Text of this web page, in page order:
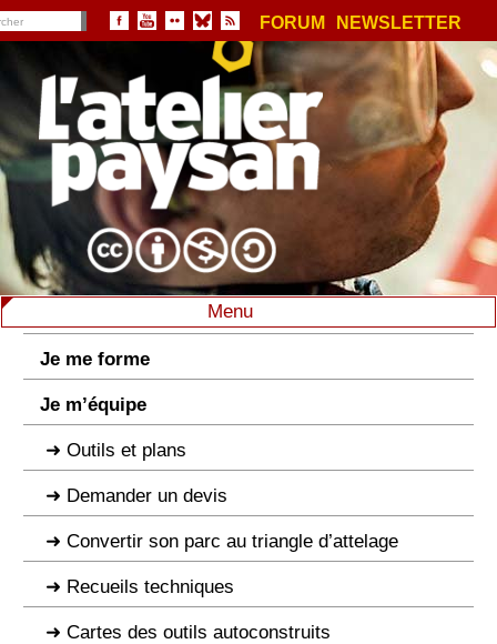
FORUM NEWSLETTER
Menu
Je me forme
Je m’équipe
Outils et plans
Demander un devis
Convertir son parc au triangle d’attelage
Recueils techniques
Cartes des outils autoconstruits